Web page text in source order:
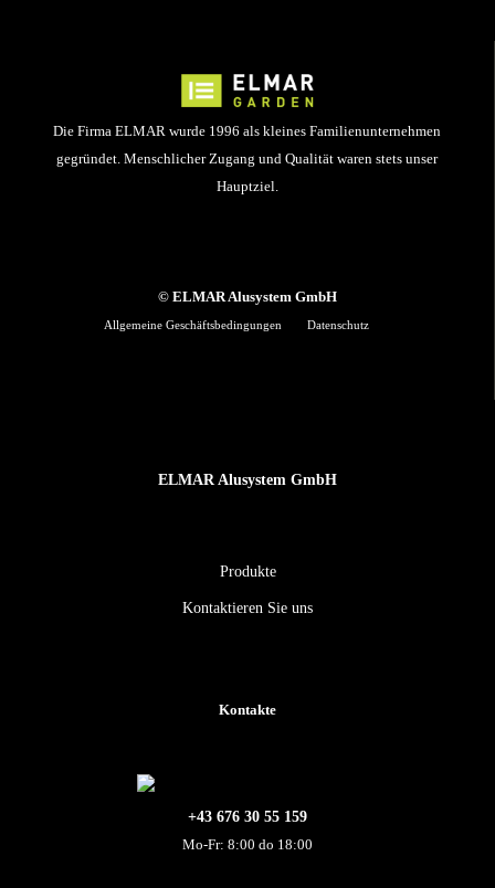
Die Firma ELMAR wurde 1996 als kleines Familienunternehmen
gegründet. Menschlicher Zugang und Qualität waren stets unser
Hauptziel.
© ELMAR Alusystem GmbH
Allgemeine Geschäftsbedingungen Datenschutz
ELMAR Alusystem GmbH
Produkte
Kontaktieren Sie uns
Kontakte
+43 676 30 55 159
Mo-Fr: 8:00 do 18:00